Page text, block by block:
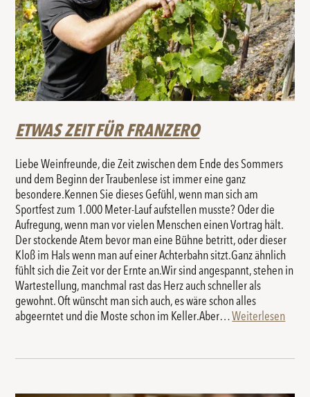
ETWAS ZEIT FÜR FRANZERO
Liebe Weinfreunde, die Zeit zwischen dem Ende des Sommers
und dem Beginn der Traubenlese ist immer eine ganz
besondere.Kennen Sie dieses Gefühl, wenn man sich am
Sportfest zum 1.000 Meter-Lauf aufstellen musste? Oder die
Aufregung, wenn man vor vielen Menschen einen Vortrag hält.
Der stockende Atem bevor man eine Bühne betritt, oder dieser
Kloß im Hals wenn man auf einer Achterbahn sitzt.Ganz ähnlich
fühlt sich die Zeit vor der Ernte an.Wir sind angespannt, stehen in
Wartestellung, manchmal rast das Herz auch schneller als
gewohnt. Oft wünscht man sich auch, es wäre schon alles
abgeerntet und die Moste schon im Keller.Aber…Weiterlesen